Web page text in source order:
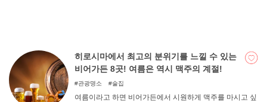
히로시마에서 최고의 분위기를 느낄 수 있는
비어가든 8곳! 여름은 역시 맥주의 계절!
관광명소 술집
여름이라고 하면 비어가든에서 시원하게 맥주를 마시고 싶